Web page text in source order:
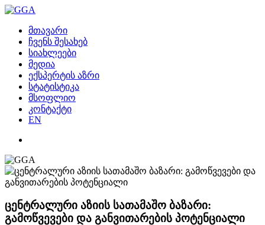
მთავარი
ჩვენს შესახებ
სიახლეები
მედია
ექსპერტის აზრი
სტატისტიკა
მსოფლიო
კონტაქტი
EN
ცენტრალური აზიის სათამაშო ბაზარი:
გამოწვევები და განვითარების პოტენციალი